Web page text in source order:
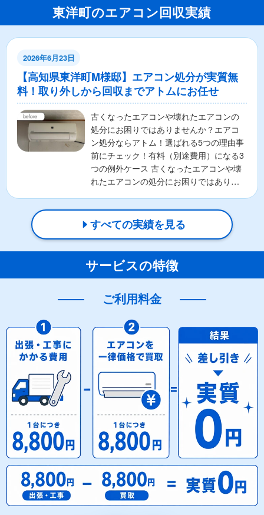
東洋町のエアコン回収実績
2026年6月23日
【高知県東洋町M様邸】エアコン処分が実質無
料！取り外しから回収までアトムにお任せ
古くなったエアコンや壊れたエアコンの
処分にお困りではありませんか？エアコ
ン処分ならアトム！選ばれる5つの理由事
前にチェック！有料（別途費用）になる3
つの例外ケース 古くなったエアコンや壊
れたエアコンの処分にお困りではありま
すべての実績を見る
サービスの特徴
ご利用料金